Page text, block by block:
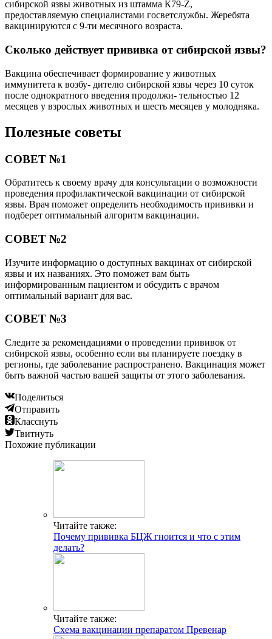
сибирской язвы животных из штамма К79-Z,
предоставляемую специалистами госветслужбы. Жеребята
вакцинируются с 9-ти месячного возраста.
Сколько действует прививка от сибирской язвы?
Вакцина обеспечивает формирование у животных
иммунитета к возбу- дителю сибирской язвы через 10 суток
после однократного введения продолжи- тельностью 12
месяцев у взрослых животных и шесть месяцев у молодняка.
Полезные советы
СОВЕТ №1
Обратитесь к своему врачу для консультации о возможности
проведения профилактической вакцинации от сибирской
язвы. Врач поможет определить необходимость прививки и
подберет оптимальный алгоритм вакцинации.
СОВЕТ №2
Изучите информацию о доступных вакцинах от сибирской
язвы и их названиях. Это поможет вам быть
информированным пациентом и обсудить с врачом
оптимальный вариант для вас.
СОВЕТ №3
Следите за рекомендациями о проведении прививок от
сибирской язвы, особенно если вы планируете поездку в
регионы, где заболевание распространено. Вакцинация может
быть важной частью вашей защиты от этого заболевания.
Поделиться
Отправить
Класснуть
Твитнуть
Похожие публикации
Читайте также:
Почему прививка БЦЖ гноится и что с этим
делать?
Читайте также:
Схема вакцинации препаратом Превенар